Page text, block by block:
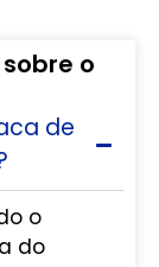
o
de
o
do